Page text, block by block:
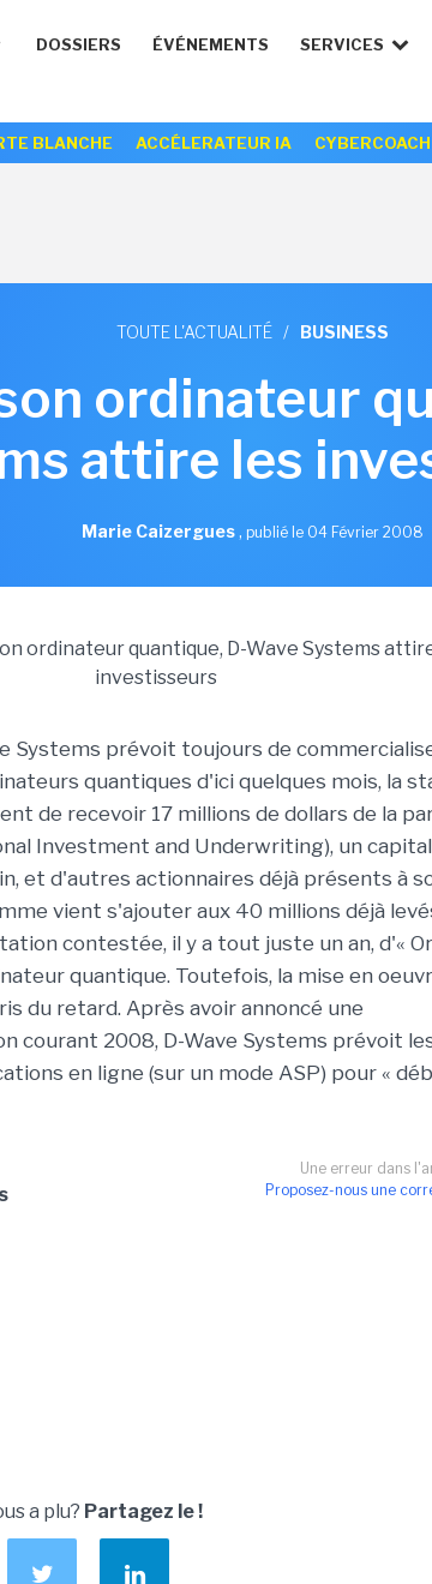
DOSSIERS ÉVÉNEMENTS SERVICES
BLANCHE ACCÉLERATEUR IA CYBERCOACH
TOUTE L'ACTUALITÉ / BUSINESS
ordinateur
attire les
Marie Caizergues, publié le 04 Février 2008
Systems prévoit toujours de
quantiques d'ici quelques mois, la
de recevoir 17 millions de dollars de la
Investment and Underwriting), un
et d'autres actionnaires déjà présents à
vient s'ajouter aux 40 millions déjà
contestée, il y a tout juste un an, d'«
quantique. Toutefois, la mise en
du retard. Après avoir annoncé une
courant 2008, D-Wave Systems prévoit
en ligne (sur un mode ASP) pour «
Une erreur dans
Proposez-nous une
a plu? Partagez le !